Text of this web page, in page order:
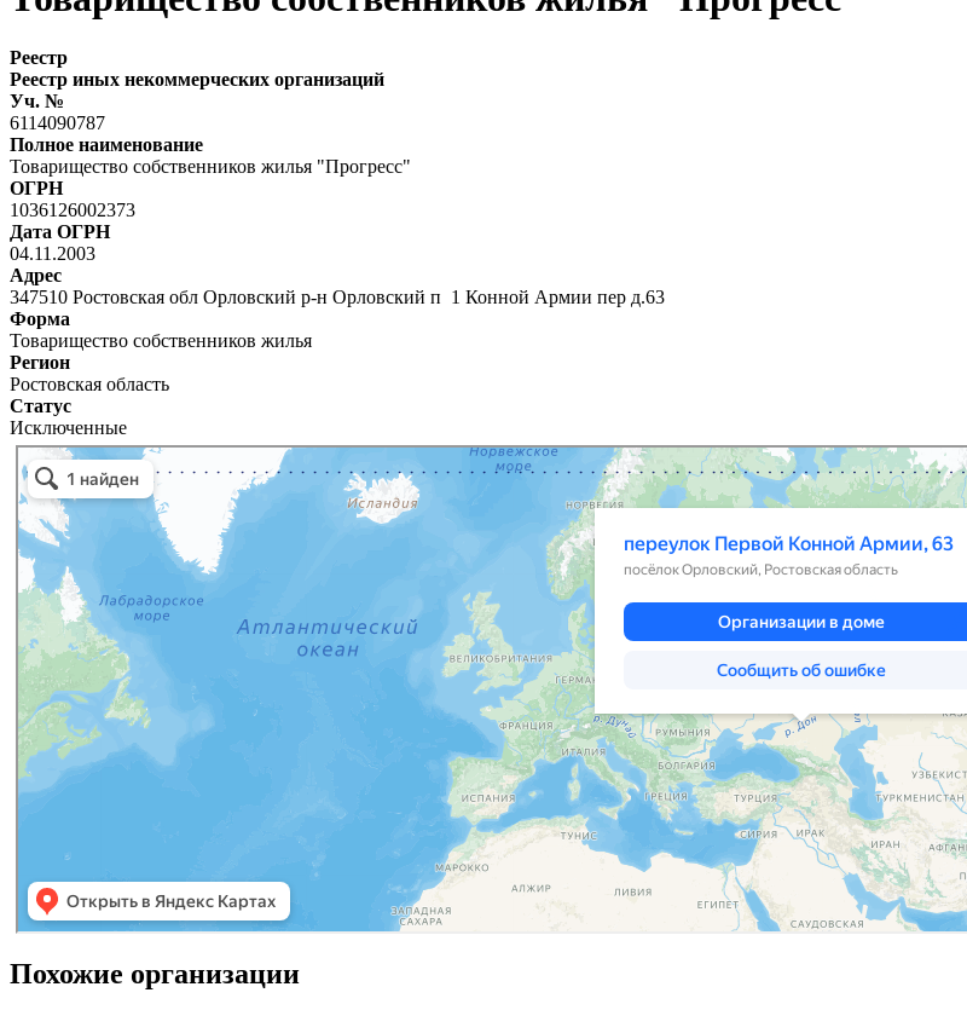
Реестр
Реестр иных некоммерческих организаций
Уч. №
6114090787
Полное наименование
Товарищество собственников жилья "Прогресс"
ОГРН
1036126002373
Дата ОГРН
04.11.2003
Адрес
347510 Ростовская обл Орловский р-н Орловский п 1 Конной Армии пер д.63
Форма
Товарищество собственников жилья
Регион
Ростовская область
Статус
Исключенные
Похожие организации